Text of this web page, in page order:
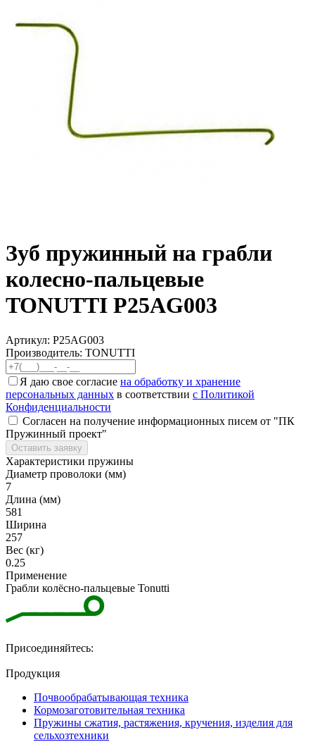
Зуб пружинный на грабли
колесно-пальцевые
TONUTTI P25AG003
Артикул: P25AG003
Производитель: TONUTTI
Я даю свое согласие на обработку и хранение
персональных данных в соответствии с Политикой
Конфиденциальности
Согласен на получение информационных писем от "ПК
Пружинный проект"
Оставить заявку
Характеристики пружины
Диаметр проволоки (мм)
7
Длина (мм)
581
Ширина
257
Вес (кг)
0.25
Применение
Грабли колёсно-пальцевые Tonutti
Присоединяйтесь:
Продукция
Почвообрабатывающая техника
Кормозаготовительная техника
Пружины сжатия, растяжения, кручения, изделия для
сельхозтехники